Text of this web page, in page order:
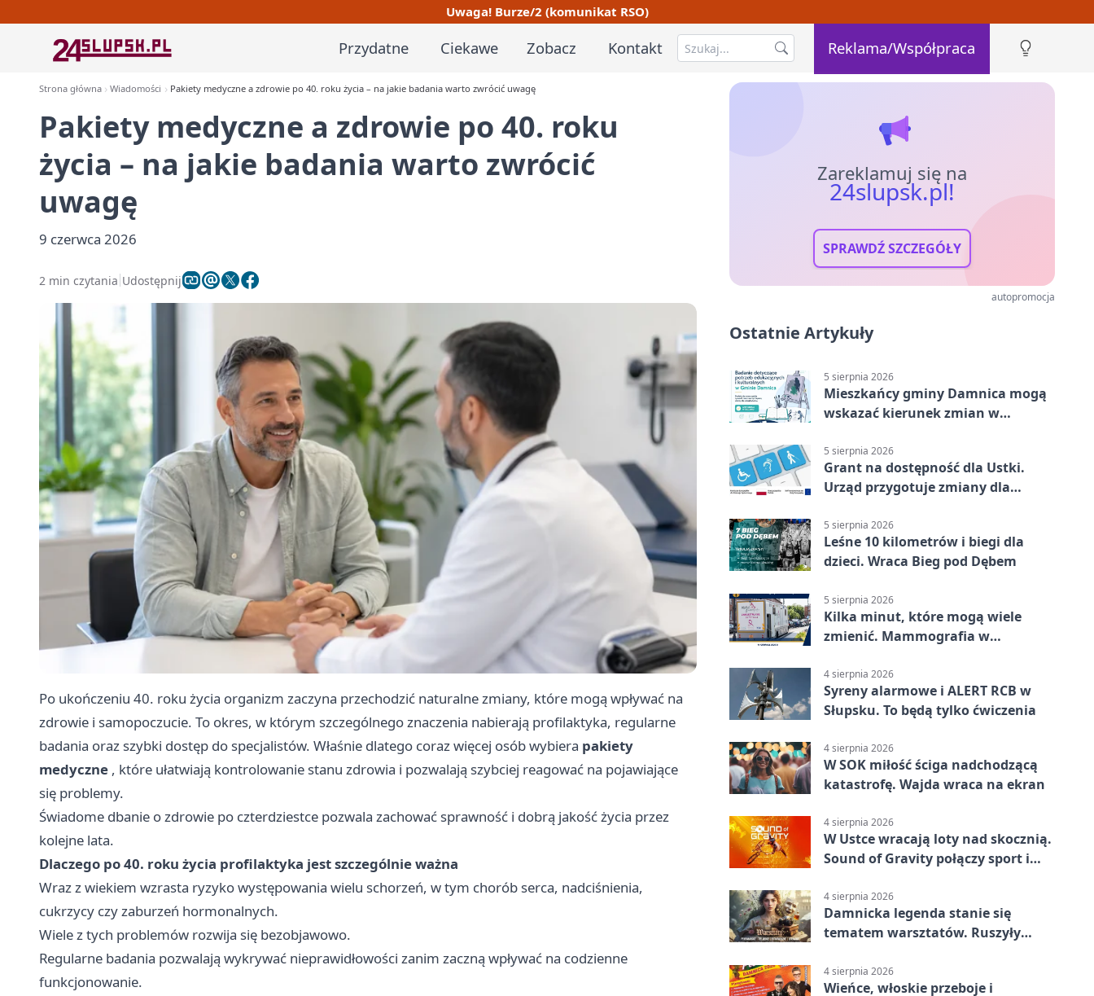
Uwaga! Burze/2 (komunikat RSO)
Przydatne Ciekawe Zobacz Kontakt Reklama/Współpraca
Strona główna Wiadomości Pakiety medyczne a zdrowie po 40. roku życia – na jakie badania warto zwrócić uwagę
Pakiety medyczne a zdrowie po 40. roku
życia – na jakie badania warto zwrócić
uwagę
9 czerwca 2026
2 min czytania Udostępnij
Po ukończeniu 40. roku życia organizm zaczyna przechodzić naturalne zmiany, które mogą wpływać na
zdrowie i samopoczucie. To okres, w którym szczególnego znaczenia nabierają profilaktyka, regularne
badania oraz szybki dostęp do specjalistów. Właśnie dlatego coraz więcej osób wybiera pakiety
medyczne , które ułatwiają kontrolowanie stanu zdrowia i pozwalają szybciej reagować na pojawiające
się problemy.
Świadome dbanie o zdrowie po czterdziestce pozwala zachować sprawność i dobrą jakość życia przez
kolejne lata.
Dlaczego po 40. roku życia profilaktyka jest szczególnie ważna
Wraz z wiekiem wzrasta ryzyko występowania wielu schorzeń, w tym chorób serca, nadciśnienia,
cukrzycy czy zaburzeń hormonalnych.
Wiele z tych problemów rozwija się bezobjawowo.
Regularne badania pozwalają wykrywać nieprawidłowości zanim zaczną wpływać na codzienne
funkcjonowanie.
Zareklamuj się na
24slupsk.pl!
SPRAWDŹ SZCZEGÓŁY
autopromocja
Ostatnie Artykuły
5 sierpnia 2026
Mieszkańcy gminy Damnica mogą
wskazać kierunek zmian w
5 sierpnia 2026
Grant na dostępność dla Ustki.
Urząd przygotuje zmiany dla
5 sierpnia 2026
Leśne 10 kilometrów i biegi dla
dzieci. Wraca Bieg pod Dębem
5 sierpnia 2026
Kilka minut, które mogą wiele
zmienić. Mammografia w
4 sierpnia 2026
Syreny alarmowe i ALERT RCB w
Słupsku. To będą tylko ćwiczenia
4 sierpnia 2026
W SOK miłość ściga nadchodzącą
katastrofę. Wajda wraca na ekran
4 sierpnia 2026
W Ustce wracają loty nad skocznią.
Sound of Gravity połączy sport i
4 sierpnia 2026
Damnicka legenda stanie się
tematem warsztatów. Ruszyły
4 sierpnia 2026
Wieńce, włoskie przeboje i